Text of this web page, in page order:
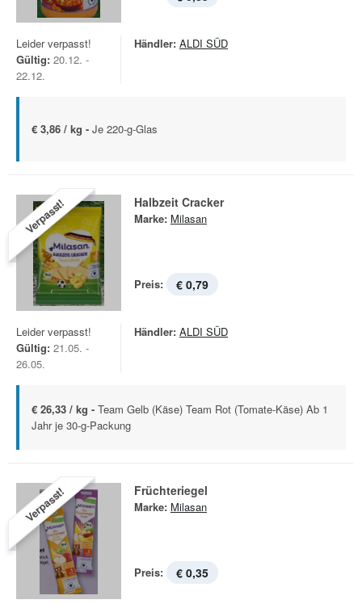
Leider verpasst!
Gültig: 20.12. -
22.12.
Händler: ALDI SÜD
€ 3,86 / kg - Je 220-g-Glas
Verpasst! Halbzeit Cracker
Marke: Milasan
Preis: € 0,79
Leider verpasst!
Gültig: 21.05. -
26.05.
Händler: ALDI SÜD
€ 26,33 / kg - Team Gelb (Käse) Team Rot (Tomate-Käse) Ab 1
Jahr je 30-g-Packung
Verpasst! Früchteriegel
Marke: Milasan
Preis: € 0,35